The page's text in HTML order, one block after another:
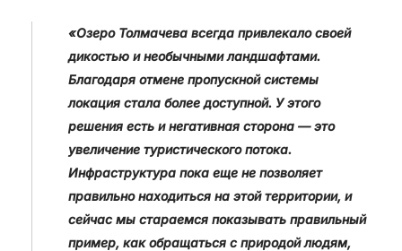
«Озеро Толмачева всегда привлекало своей
дикостью и необычными ландшафтами.
Благодаря отмене пропускной системы
локация стала более доступной. У этого
решения есть и негативная сторона — это
увеличение туристического потока.
Инфраструктура пока еще не позволяет
правильно находиться на этой территории, и
сейчас мы стараемся показывать правильный
пример, как обращаться с природой людям,